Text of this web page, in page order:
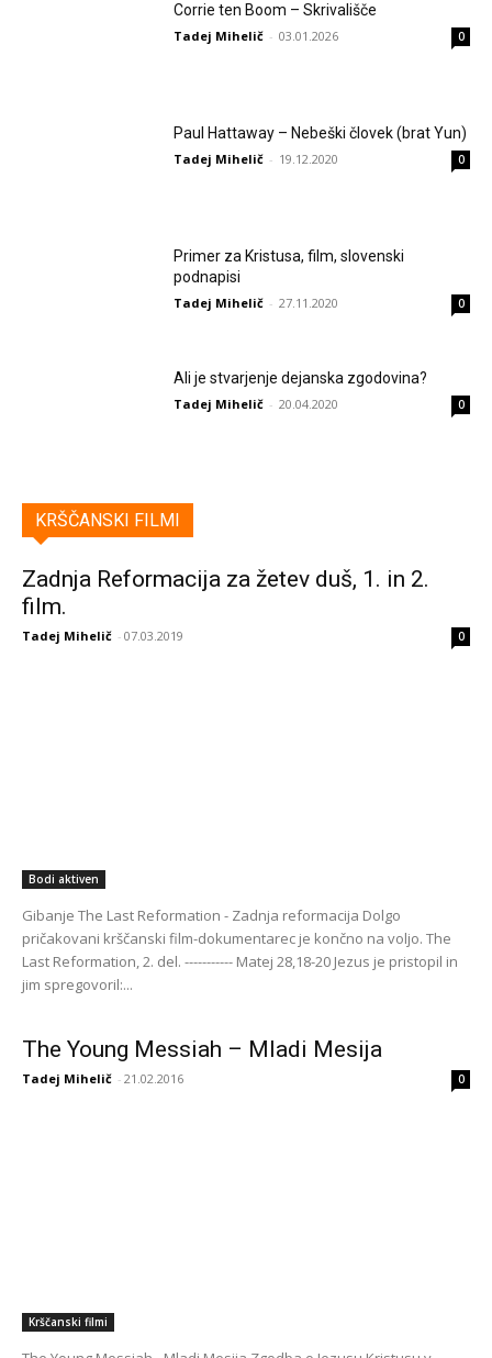
Corrie ten Boom – Skrivališče
Tadej Mihelič - 03.01.2026 0
Paul Hattaway – Nebeški človek (brat Yun)
Tadej Mihelič - 19.12.2020 0
Primer za Kristusa, film, slovenski
podnapisi
Tadej Mihelič - 27.11.2020 0
Ali je stvarjenje dejanska zgodovina?
Tadej Mihelič - 20.04.2020 0
KRŠČANSKI FILMI
Zadnja Reformacija za žetev duš, 1. in 2.
film.
Tadej Mihelič - 07.03.2019 0
Bodi aktiven
Gibanje The Last Reformation - Zadnja reformacija Dolgo
pričakovani krščanski film-dokumentarec je končno na voljo. The
Last Reformation, 2. del. ----------- Matej 28,18-20 Jezus je pristopil in
jim spregovoril:...
The Young Messiah – Mladi Mesija
Tadej Mihelič - 21.02.2016 0
Krščanski filmi